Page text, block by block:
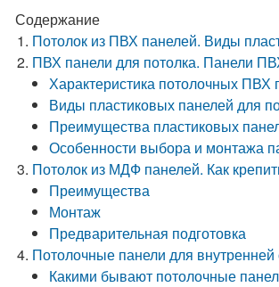
Содержание
Потолок из ПВХ панелей. Виды
ПВХ панели для потолка. Панели
Характеристика потолочных ПВХ
Виды пластиковых панелей для
Преимущества пластиковых
Особенности выбора и монтажа
Потолок из МДФ панелей. Как
Преимущества
Монтаж
Предварительная подготовка
Потолочные панели для
Какими бывают потолочные